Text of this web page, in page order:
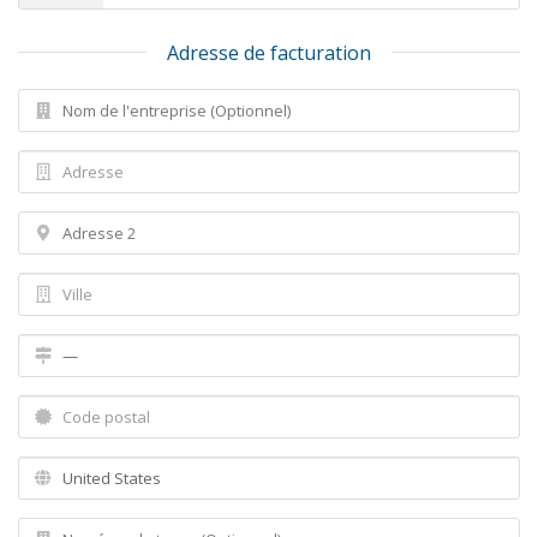
Adresse de facturation